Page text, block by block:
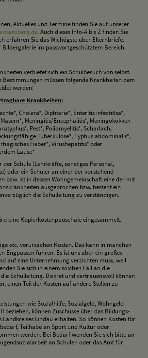
Aktuelles und Termine finden Sie auf unserer
. Auch dieses Info-A bis Z finden Sie
erfahren Sie das Wichtigste über Elternbriefe.
Bildergalerie im passwortgeschütztem Bereich.
verbietet sich ein Schulbesuch von selbst.
Bestimmungen müssen folgende Krankheiten dem
werden:
Krankheiten:
Cholera*, Diphterie*, Enteritis infectiösa*,
Meningitis/Encephalitis*, Meningokokken-
Pest*, Poliomyelitis*, Scharlach,
Tuberkulose*, Typhus abdominalis*,
Fieber*, Virushepatitis* oder
Läuse*
der Schule (Lehrkräfte, sonstiges Personal,
oder ein Schüler an einer der vorstehend
bzw. ist in dessen Wohngemeinschaft eine der mit
ausgebrochen bzw. besteht ein
die Schulleitung zu verständigen.
eine Kopierkostenpauschale eingesammelt.
etc. verursachen Kosten. Das kann in manchen
Engpässen führen. Es ist uns aber ein großes
auf eine Unternehmung verzichten muss, weil
Sie sich in einem solchen Fall an die
Schulleitung. Diskret und vertrauensvoll können
einen Teil der Kosten auf andere Stellen zu
wie Sozialhilfe, Sozialgeld, Wohngeld
beziehen, können Zuschüsse über das Bildungs-
Landkreises Lindau erhalten. So können Kosten für
Teilhabe an Sport und Kultur oder
werden. Bei Bedarf wenden Sie sich bitte an
an Schulen oder das Amt für